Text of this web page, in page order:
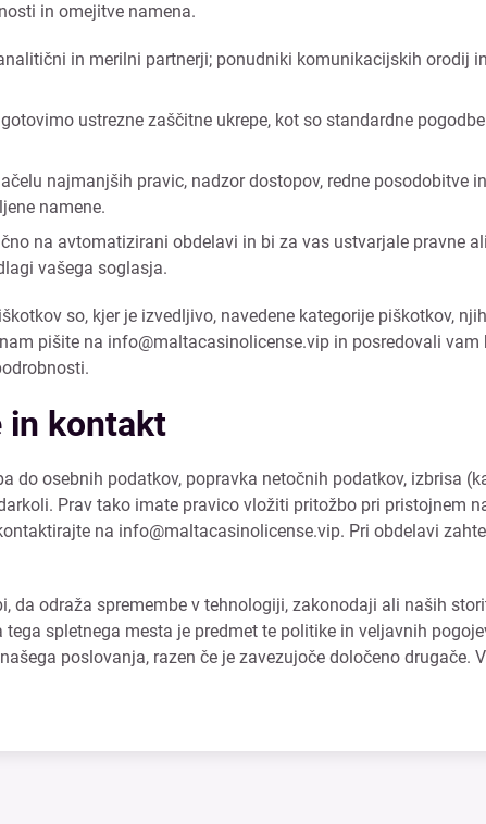
in omejitve namena.
in merilni partnerji; ponudniki komunikacijskih orodij
ustrezne zaščitne ukrepe, kot so standardne
najmanjših pravic, nadzor dostopov, redne posodobitve
namene.
na avtomatizirani obdelavi in bi za vas ustvarjale pravne
vašega soglasja.
so, kjer je izvedljivo, navedene kategorije piškotkov,
pišite na info@maltacasinolicense.vip in posredovali
in kontakt
do osebnih podatkov, popravka netočnih podatkov, izbrisa
Prav tako imate pravico vložiti pritožbo pri pristojnem
na info@maltacasinolicense.vip. Pri obdelavi
odraža spremembe v tehnologiji, zakonodaji ali naših
spletnega mesta je predmet te politike in veljavnih
poslovanja, razen če je zavezujoče določeno drugače.